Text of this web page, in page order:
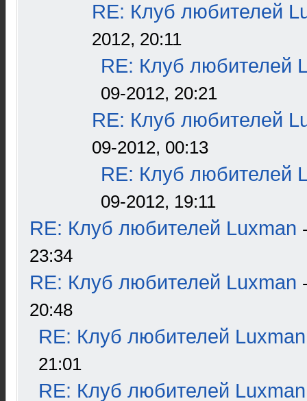
RE: Клуб любителей
2012, 20:11
RE: Клуб любителей
09-2012, 20:21
RE: Клуб любителей
09-2012, 00:13
RE: Клуб любителей
09-2012, 19:11
RE: Клуб любителей Luxman
23:34
RE: Клуб любителей Luxman
20:48
RE: Клуб любителей Luxman
21:01
RE: Клуб любителей Luxman